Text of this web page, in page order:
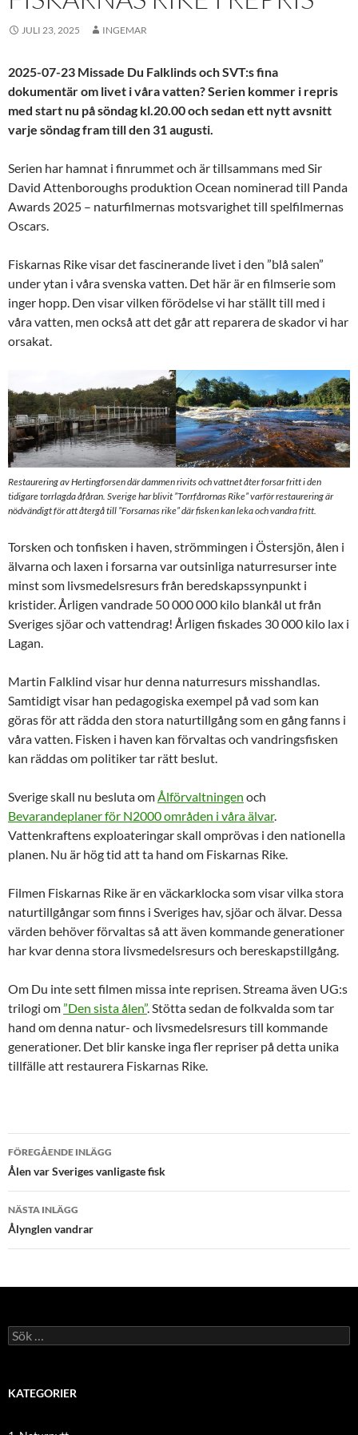
JULI 23, 2025 INGEMAR
2025-07-23 Missade Du Falklinds och SVT:s fina
dokumentär om livet i våra vatten? Serien kommer i repris
med start nu på söndag kl.20.00 och sedan ett nytt avsnitt
varje söndag fram till den 31 augusti.
Serien har hamnat i finrummet och är tillsammans med Sir
David Attenboroughs produktion Ocean nominerad till Panda
Awards 2025 – naturfilmernas motsvarighet till spelfilmernas
Oscars.
Fiskarnas Rike visar det fascinerande livet i den ”blå salen”
under ytan i våra svenska vatten. Det här är en filmserie som
inger hopp. Den visar vilken förödelse vi har ställt till med i
våra vatten, men också att det går att reparera de skador vi har
orsakat.
Restaurering av Hertingforsen där dammen rivits och vattnet åter forsar fritt i den
tidigare torrlagda åfåran. Sverige har blivit ”Torrfårornas Rike” varför restaurering är
nödvändigt för att återgå till ”Forsarnas rike” där fisken kan leka och vandra fritt.
Torsken och tonfisken i haven, strömmingen i Östersjön, ålen i
älvarna och laxen i forsarna var outsinliga naturresurser inte
minst som livsmedelsresurs från beredskapssynpunkt i
kristider. Årligen vandrade 50 000 000 kilo blankål ut från
Sveriges sjöar och vattendrag! Årligen fiskades 30 000 kilo lax i
Lagan.
Martin Falklind visar hur denna naturresurs misshandlas.
Samtidigt visar han pedagogiska exempel på vad som kan
göras för att rädda den stora naturtillgång som en gång fanns i
våra vatten. Fisken i haven kan förvaltas och vandringsfisken
kan räddas om politiker tar rätt beslut.
Sverige skall nu besluta om Ålförvaltningen och
Bevarandeplaner för N2000 områden i våra älvar.
Vattenkraftens exploateringar skall omprövas i den nationella
planen. Nu är hög tid att ta hand om Fiskarnas Rike.
Filmen Fiskarnas Rike är en väckarklocka som visar vilka stora
naturtillgångar som finns i Sveriges hav, sjöar och älvar. Dessa
värden behöver förvaltas så att även kommande generationer
har kvar denna stora livsmedelsresurs och bereskapstillgång.
Om Du inte sett filmen missa inte reprisen. Streama även UG:s
trilogi om”Den sista ålen”. Stötta sedan de folkvalda som tar
hand om denna natur- och livsmedelsresurs till kommande
generationer. Det blir kanske inga fler repriser på detta unika
tillfälle att restaurera Fiskarnas Rike.
Inläggsnavigering
FÖREGÅENDE INLÄGG
Ålen var Sveriges vanligaste fisk
NÄSTA INLÄGG
Ålynglen vandrar
Sök
efter:
KATEGORIER